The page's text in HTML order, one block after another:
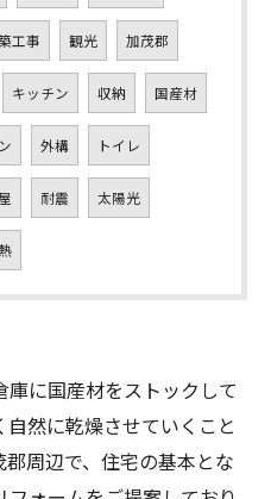
工事 観光 加茂郡
キッチン 収納 国産材
外構 トイレ
耐震 太陽光
に国産材をストックして
然に乾燥させていくこと
周辺で、住宅の基本とな